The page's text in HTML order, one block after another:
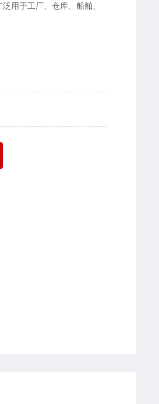
用于工厂、仓库、船舶、